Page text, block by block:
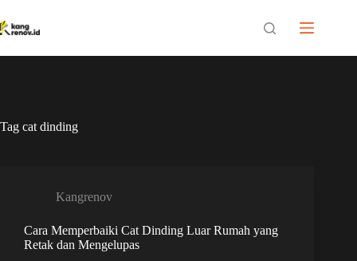
to
content
Tag cat dinding
Kangrenov
Cara Memperbaiki Cat Dinding Luar Rumah yang
Retak dan Mengelupas